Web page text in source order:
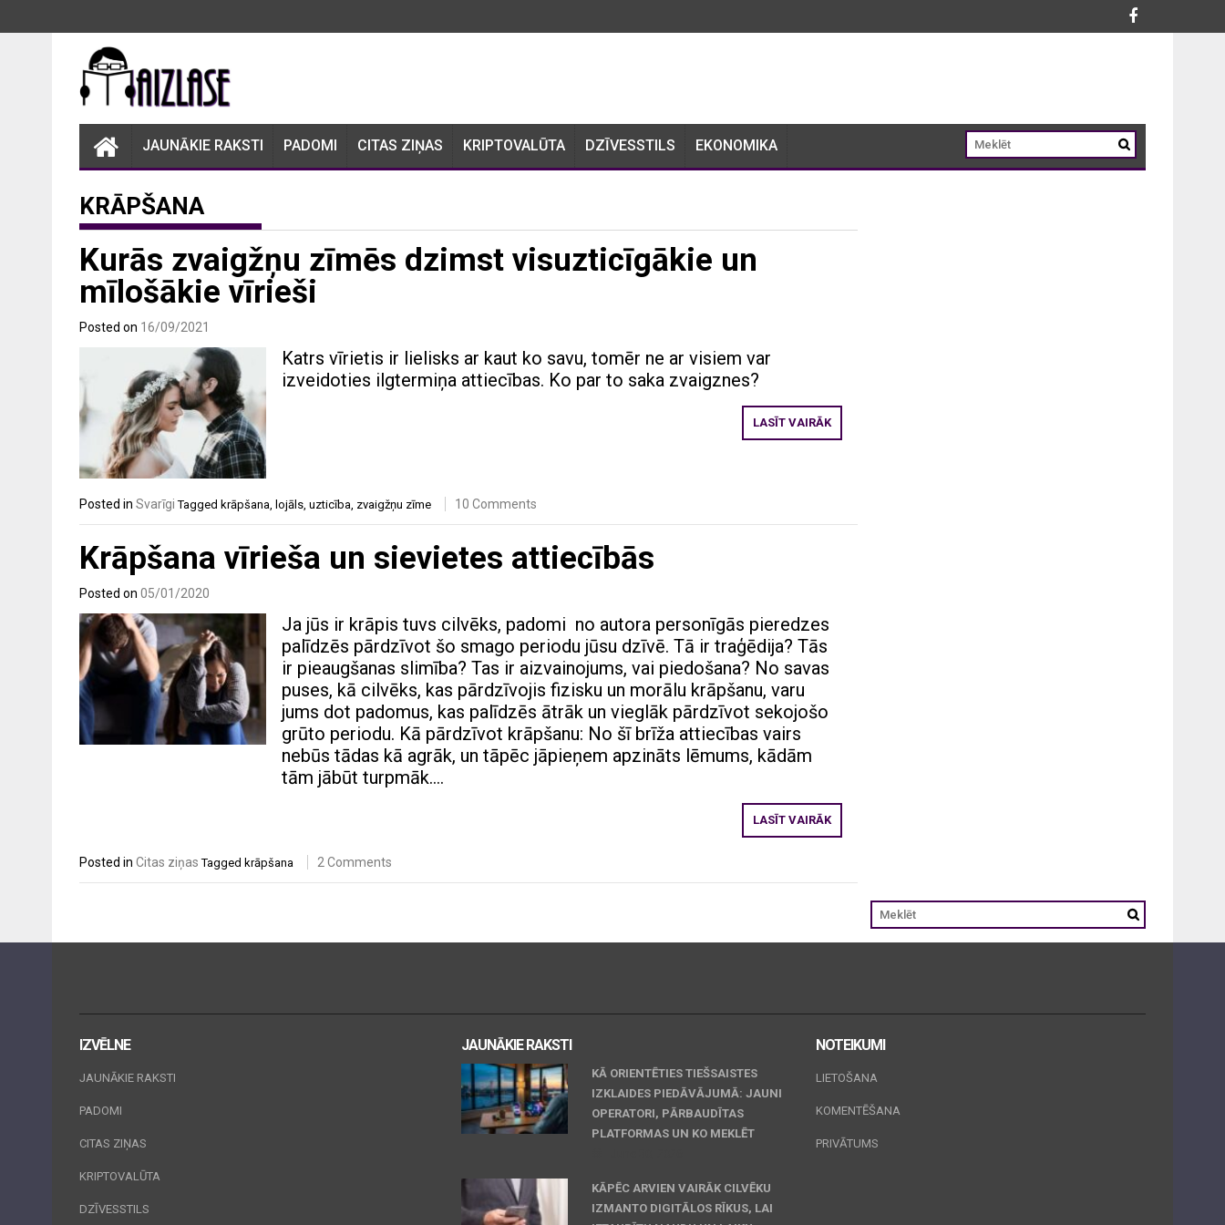
JAUNĀKIE RAKSTI PADOMI CITAS ZIŅAS KRIPTOVALŪTA DZĪVESSTILS EKONOMIKA
KRĀPŠANA
Kurās zvaigžņu zīmēs dzimst visuzticīgākie un
mīlošākie vīrieši
Posted on 16/09/2021
Katrs vīrietis ir lielisks ar kaut ko savu, tomēr ne ar visiem var
izveidoties ilgtermiņa attiecības. Ko par to saka zvaigznes?
LASĪT VAIRĀK
Posted in Svarīgi Tagged krāpšana lojāls uzticība zvaigžņu zīme 10 Comments
Krāpšana vīrieša un sievietes attiecībās
Posted on 05/01/2020
Ja jūs ir krāpis tuvs cilvēks, padomi no autora personīgās pieredzes
palīdzēs pārdzīvot šo smago periodu jūsu dzīvē. Tā ir traģēdija? Tās
ir pieaugšanas slimība? Tas ir aizvainojums, vai piedošana? No savas
puses, kā cilvēks, kas pārdzīvojis fizisku un morālu krāpšanu, varu
jums dot padomus, kas palīdzēs ātrāk un vieglāk pārdzīvot sekojošo
grūto periodu. Kā pārdzīvot krāpšanu: No šī brīža attiecības vairs
nebūs tādas kā agrāk, un tāpēc jāpieņem apzināts lēmums, kādām
tām jābūt turpmāk….
LASĪT VAIRĀK
Posted in Citas ziņas Tagged krāpšana 2 Comments
IZVĒLNE
JAUNĀKIE RAKSTI
PADOMI
CITAS ZIŅAS
KRIPTOVALŪTA
DZĪVESSTILS
JAUNĀKIE RAKSTI
KĀ ORIENTĒTIES TIEŠSAISTES
IZKLAIDES PIEDĀVĀJUMĀ: JAUNI
OPERATORI, PĀRBAUDĪTAS
PLATFORMAS UN KO MEKLĒT
KĀPĒC ARVIEN VAIRĀK CILVĒKU
IZMANTO DIGITĀLOS RĪKUS, LAI
NOTEIKUMI
LIETOŠANA
KOMENTĒŠANA
PRIVĀTUMS